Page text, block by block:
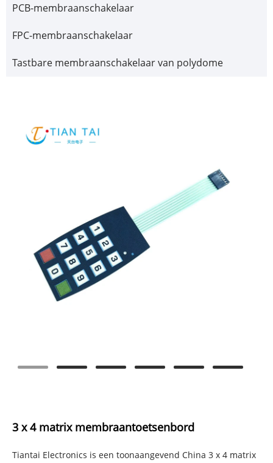
PCB-membraanschakelaar
FPC-membraanschakelaar
Tastbare membraanschakelaar van polydome
3 x 4 matrix membraantoetsenbord
Tiantai Electronics is een toonaangevend China 3 x 4 matrix